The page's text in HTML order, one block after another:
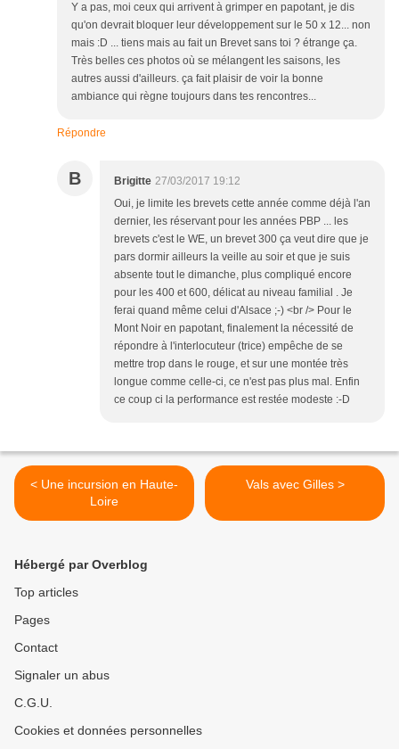
Y a pas, moi ceux qui arrivent à grimper en papotant, je dis
qu'on devrait bloquer leur développement sur le 50 x 12... non
mais :D ... tiens mais au fait un Brevet sans toi ? étrange ça.
Très belles ces photos où se mélangent les saisons, les
autres aussi d'ailleurs. ça fait plaisir de voir la bonne
ambiance qui règne toujours dans tes rencontres...
Répondre
B Brigitte 27/03/2017 19:12
Oui, je limite les brevets cette année comme déjà l'an
dernier, les réservant pour les années PBP ... les
brevets c'est le WE, un brevet 300 ça veut dire que je
pars dormir ailleurs la veille au soir et que je suis
absente tout le dimanche, plus compliqué encore
pour les 400 et 600, délicat au niveau familial . Je
ferai quand même celui d'Alsace ;-) <br /> Pour le
Mont Noir en papotant, finalement la nécessité de
répondre à l'interlocuteur (trice) empêche de se
mettre trop dans le rouge, et sur une montée très
longue comme celle-ci, ce n'est pas plus mal. Enfin
ce coup ci la performance est restée modeste :-D
< Une incursion en Haute-
Loire
Vals avec Gilles >
Hébergé par Overblog
Top articles
Pages
Contact
Signaler un abus
C.G.U.
Cookies et données personnelles